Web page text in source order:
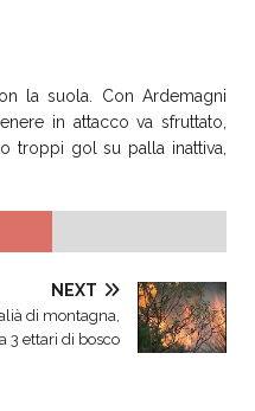
la suola. Con Ardemagni
in attacco va sfruttato,
troppi gol su palla inattiva,
NEXT
di montagna,
3 ettari di bosco